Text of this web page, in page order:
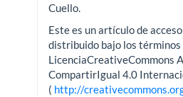
Cuello.
Este es un artículo de
distribuido bajo los términos
LicenciaCreativeCommons
CompartirIgual 4.0
( http://